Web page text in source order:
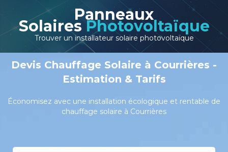
Panneaux
Solaires Photovoltaïque
Trouver un installateur solaire photovoltaïque
Devis Chauffage Solaire à Courrières -
Estimation & Tarifs
Économisez avec une installation écologique et rentable de
chauffage solaire à Courrières